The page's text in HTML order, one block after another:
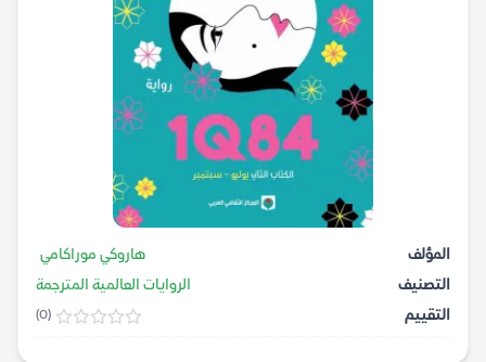
المؤلف
هاروكي موراكامي
التصنيف
الروايات العالمية المترجمة
التقييم
(0)